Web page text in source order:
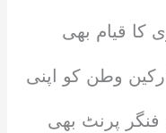
کا قیام بھی
وطن کو اپنی
پرنٹ بھی